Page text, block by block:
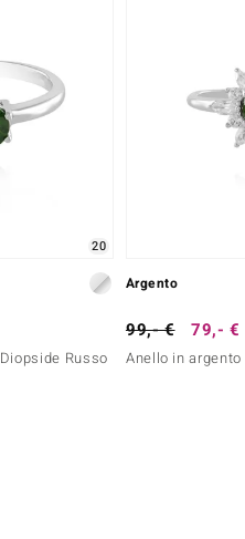
20
Russo
Argento
99,- € 79,- €
Anello in